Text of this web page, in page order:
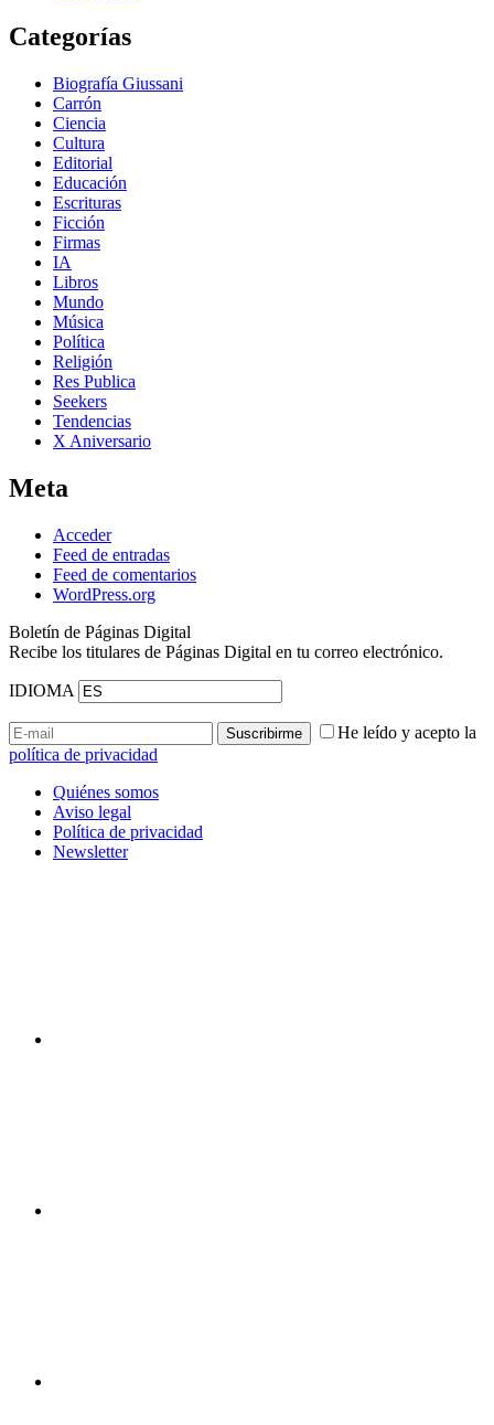
Categorías
Biografía Giussani
Carrón
Ciencia
Cultura
Editorial
Educación
Escrituras
Ficción
Firmas
IA
Libros
Mundo
Música
Política
Religión
Res Publica
Seekers
Tendencias
X Aniversario
Meta
Acceder
Feed de entradas
Feed de comentarios
WordPress.org
Boletín de Páginas Digital
Recibe los titulares de Páginas Digital en tu correo electrónico.
IDIOMA
He leído y acepto la
política de privacidad
Quiénes somos
Aviso legal
Política de privacidad
Newsletter